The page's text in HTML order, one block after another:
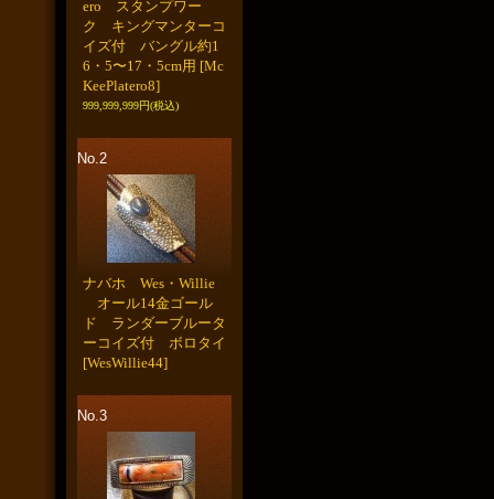
ero スタンプワー
ク キングマンターコ
イズ付 バングル約1
6・5〜17・5cm用 [Mc
KeePlatero8]
999,999,999円(税込)
No.2
ナバホ Wes・Willie
オール14金ゴール
ド ランダーブルータ
ーコイズ付 ボロタイ
[WesWillie44]
No.3